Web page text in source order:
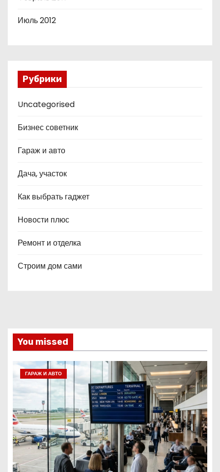
Июль 2012
Рубрики
Uncategorised
Бизнес советник
Гараж и авто
Дача, участок
Как выбрать гаджет
Новости плюс
Ремонт и отделка
Строим дом сами
You missed
ГАРАЖ И АВТО